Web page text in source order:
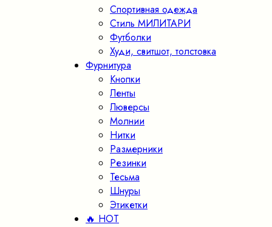
Спортивная одежда
Стиль МИЛИТАРИ
Футболки
Худи, свитшот, толстовка
Фурнитура
Кнопки
Ленты
Люверсы
Молнии
Нитки
Размерники
Резинки
Тесьма
Шнуры
Этикетки
🔥 HOT